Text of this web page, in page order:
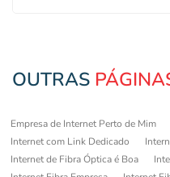
OUTRAS
Empresa de Internet Perto de Mim
Internet com Link Dedicado
Internet de Fibra Óptica é Boa